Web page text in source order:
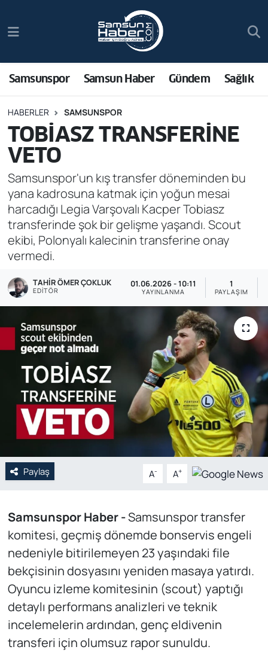
Samsunspor Samsun Haber Gündem Sağlık
HABERLER SAMSUNSPOR
TOBİASZ TRANSFERİNE
VETO
Samsunspor'un kış transfer döneminden bu
yana kadrosuna katmak için yoğun mesai
harcadığı Legia Varşovalı Kacper Tobiasz
transferinde şok bir gelişme yaşandı. Scout
ekibi, Polonyalı kalecinin transferine onay
vermedi.
TAHIR ÖMER ÇOKLUK
EDITÖR
01.06.2026 - 10:11
YAYINLANMA
1
PAYLAŞIM
Paylaş A- A+
Samsunspor Haber -Samsunspor transfer
komitesi, geçmiş dönemde bonservis engeli
nedeniyle bitirilemeyen 23 yaşındaki file
bekçisinin dosyasını yeniden masaya yatırdı.
Oyuncu izleme komitesinin (scout) yaptığı
detaylı performans analizleri ve teknik
incelemelerin ardından, genç eldivenin
transferi için olumsuz rapor sunuldu.
Samsun Haber
Sağlık
Asayiş
Bilim ve Teknoloji
Bölge
Dünya
Ekonomi
Genel
Özel Haber
POLİTİKA
Siyaset
Spor
Web Tv
Trafik Durumu
Süper Lig Puan Durumu ve Fikstür
Tüm Manşetler
Son Dakika Haberleri
Haber Arşivi